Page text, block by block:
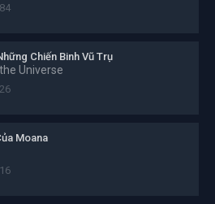
Chiến Binh Vũ Trụ
Universe
Moana